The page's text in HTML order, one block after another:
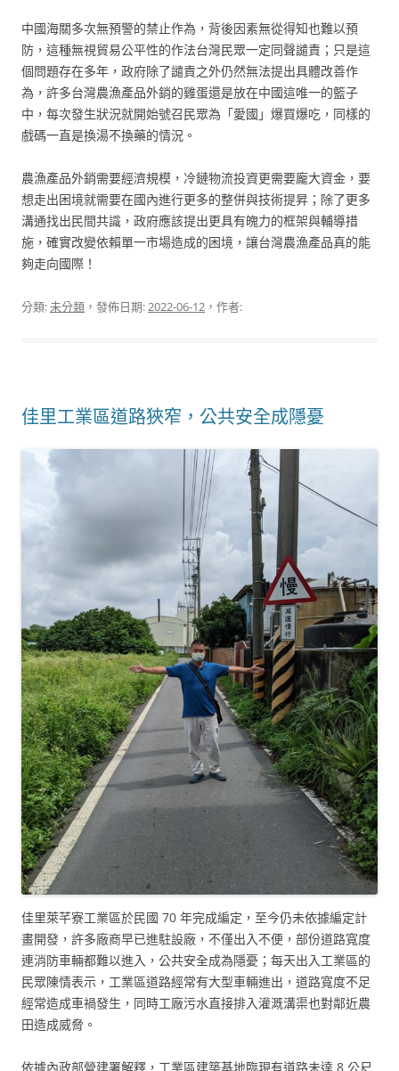
中國海關多次無預警的禁止作為，背後因素無從得知也難以預
防，這種無視貿易公平性的作法台灣民眾一定同聲譴責；只是這
個問題存在多年，政府除了譴責之外仍然無法提出具體改善作
為，許多台灣農漁產品外銷的雞蛋還是放在中國這唯一的籃子
中，每次發生狀況就開始號召民眾為「愛國」爆買爆吃，同樣的
戲碼一直是換湯不換藥的情況。
農漁產品外銷需要經濟規模，冷鏈物流投資更需要龐大資金，要
想走出困境就需要在國內進行更多的整併與技術提昇；除了更多
溝通找出民間共識，政府應該提出更具有魄力的框架與輔導措
施，確實改變依賴單一市場造成的困境，讓台灣農漁產品真的能
夠走向國際！
分類:未分類 ，發佈日期:2022-06-12 ，作者:
佳里工業區道路狹窄，公共安全成隱憂
佳里萊芊寮工業區於民國 70 年完成編定，至今仍未依據編定計
畫開發，許多廠商早已進駐設廠，不僅出入不便，部份道路寬度
連消防車輛都難以進入，公共安全成為隱憂；每天出入工業區的
民眾陳情表示，工業區道路經常有大型車輛進出，道路寬度不足
經常造成車禍發生，同時工廠污水直接排入灌溉溝渠也對鄰近農
田造成威脅。
依據內政部營建署解釋，工業區建築基地臨現有道路未達 8 公尺